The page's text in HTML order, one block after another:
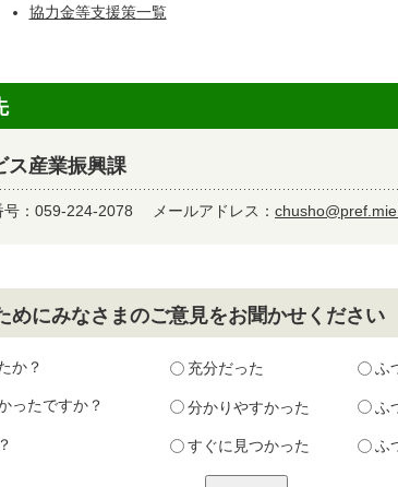
協力金等支援策一覧
産業振興課
号：059-224-2078 メールアドレス：
めにみなさまのご意見をお聞かせください
か？ 充分だった ふ
ったですか？ 分かりやすかった ふ
すぐに見つかった ふ